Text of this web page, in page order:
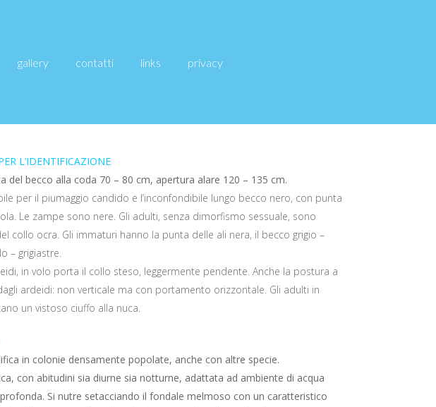
gallery contatti links privacy
L’IDENTIFICAZIONE
del becco alla coda 70 – 80 cm, apertura alare 120 – 135 cm.
per il piumaggio candido e l’inconfondibile lungo becco nero, con punta
Le zampe sono nere. Gli adulti, senza dimorfismo sessuale, sono
collo ocra. Gli immaturi hanno la punta delle ali nera, il becco grigio –
– grigiastre.
in volo porta il collo steso, leggermente pendente. Anche la postura a
ardeidi: non verticale ma con portamento orizzontale. Gli adulti in
un vistoso ciuffo alla nuca.
in colonie densamente popolate, anche con altre specie.
con abitudini sia diurne sia notturne, adattata ad ambiente di acqua
Si nutre setacciando il fondale melmoso con un caratteristico